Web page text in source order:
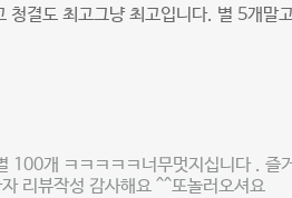
청결도 최고그냥 최고입니다. 별 5개말
개 ㅋㅋㅋㅋㅋ너무멋지십니다 . 즐
리뷰작성 감사해요 ^^또놀러오셔요